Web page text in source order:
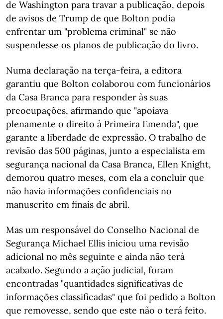
de Washington para travar a publicação, depois
de avisos de Trump de que Bolton podia
enfrentar um "problema criminal" se não
suspendesse os planos de publicação do livro.
Numa declaração na terça-feira, a editora
garantiu que Bolton colaborou com funcionários
da Casa Branca para responder às suas
preocupações, afirmando que "apoiava
plenamente o direito à Primeira Emenda", que
garante a liberdade de expressão. O trabalho de
revisão das 500 páginas, junto a especialista em
segurança nacional da Casa Branca, Ellen Knight,
demorou quatro meses, com ela a concluir que
não havia informações confidenciais no
manuscrito em finais de abril.
Mas um responsável do Conselho Nacional de
Segurança Michael Ellis iniciou uma revisão
adicional no mês seguinte e ainda não terá
acabado. Segundo a ação judicial, foram
encontradas "quantidades significativas de
informações classificadas" que foi pedido a Bolton
que removesse, sendo que este não o terá feito.